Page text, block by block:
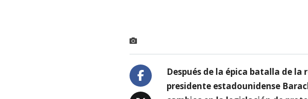
Después de la épica batalla de
presidente estadounidense